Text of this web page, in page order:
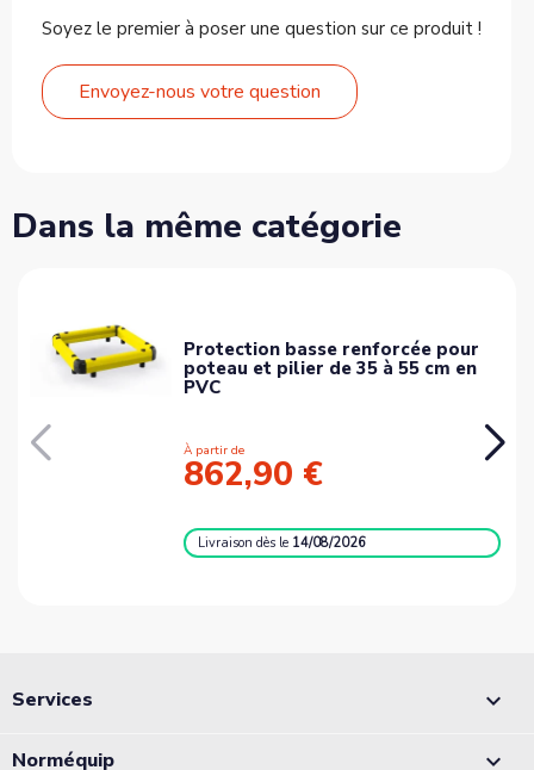
Soyez le premier à poser une question sur ce produit !
Envoyez-nous votre question
Dans la même catégorie
Protection basse renforcée pour
poteau et pilier de 35 à 55 cm en
PVC
À partir de
862,90 €
Livraisondès le 14/08/2026
Services 
Norméquip 